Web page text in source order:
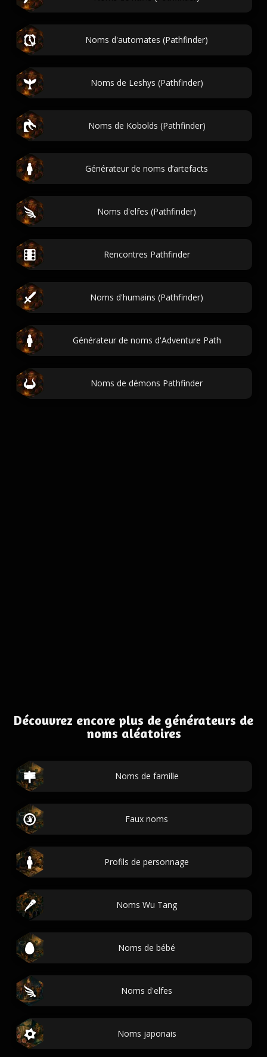
Noms d'automates (Pathfinder)
Noms de Leshys (Pathfinder)
Noms de Kobolds (Pathfinder)
Générateur de noms d’artefacts
Noms d'elfes (Pathfinder)
Rencontres Pathfinder
Noms d'humains (Pathfinder)
Générateur de noms d'Adventure Path
Noms de démons Pathfinder
Découvrez encore plus de générateurs de
noms aléatoires
Noms de famille
Faux noms
Profils de personnage
Noms Wu Tang
Noms de bébé
Noms d'elfes
Noms japonais